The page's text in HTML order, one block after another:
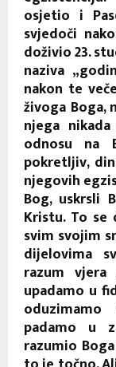
osjetio i
svjedoči
doživio 23.
naziva
nakon te
živoga Boga,
njega
odnosu na
pokretljiv,
njegovih
Bog, uskrsli
Kristu. To se
svim svojim
dijelovima
razum vjera
upadamo u
padamo u
razumio